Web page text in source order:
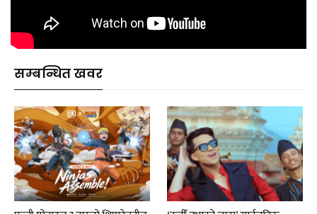
सम्बन्धित खवर